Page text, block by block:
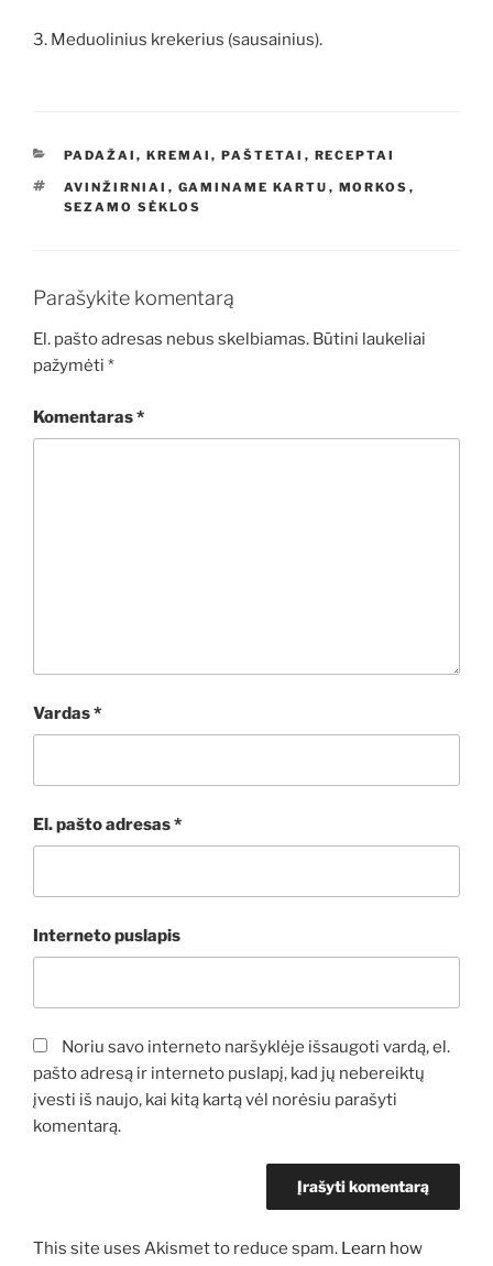
3. Meduolinius krekerius (sausainius).
KATEGORIJOS
PADAŽAI, KREMAI, PAŠTETAI , RECEPTAI
ŽYMOS
AVINŽIRNIAI , GAMINAME KARTU , MORKOS ,
SEZAMO SĖKLOS
Parašykite komentarą
El. pašto adresas nebus skelbiamas. Būtini laukeliai
pažymėti *
Komentaras*
Vardas*
El. pašto adresas*
Interneto puslapis
Noriu savo interneto naršyklėje išsaugoti vardą, el.
pašto adresą ir interneto puslapį, kad jų nebereiktų
įvesti iš naujo, kai kitą kartą vėl norėsiu parašyti
komentarą.
This site uses Akismet to reduce spam. Learn how